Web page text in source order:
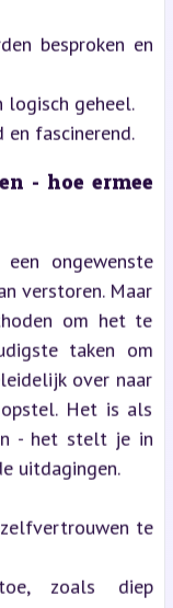
besproken en
logisch geheel.
fascinerend.
- hoe ermee
ongewenste
verstoren. Maar
om het te
taken om
over naar
Het is als
- het stelt je in
uitdagingen.
te
toe, zoals diep